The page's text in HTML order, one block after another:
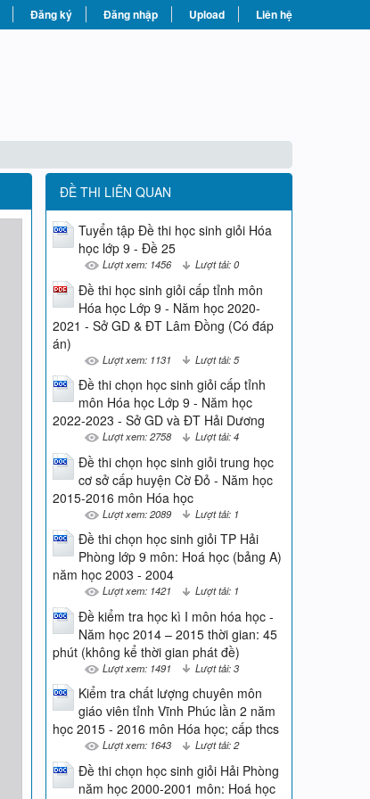
Đăng ký Đăng nhập Upload Liên hệ
ĐỀ THI LIÊN QUAN
Tuyển tập Đề thi học sinh giỏi Hóa
học lớp 9 - Đề 25
Lượt xem: 1456 Lượt tải: 0
Đề thi học sinh giỏi cấp tỉnh môn
Hóa học Lớp 9 - Năm học 2020-
2021 - Sở GD & ĐT Lâm Đồng (Có đáp
án)
Lượt xem: 1131 Lượt tải: 5
Đề thi chọn học sinh giỏi cấp tỉnh
môn Hóa học Lớp 9 - Năm học
2022-2023 - Sở GD và ĐT Hải Dương
Lượt xem: 2758 Lượt tải: 4
Đề thi chọn học sinh giỏi trung học
cơ sở cấp huyện Cờ Đỏ - Năm học
2015-2016 môn Hóa học
Lượt xem: 2089 Lượt tải: 1
Đề thi chọn học sinh giỏi TP Hải
Phòng lớp 9 môn: Hoá học (bảng A)
năm học 2003 - 2004
Lượt xem: 1421 Lượt tải: 1
Đề kiểm tra học kì I môn hóa học -
Năm học 2014 – 2015 thời gian: 45
phút (không kể thời gian phát đề)
Lượt xem: 1491 Lượt tải: 3
Kiểm tra chất lượng chuyên môn
giáo viên tỉnh Vĩnh Phúc lần 2 năm
học 2015 - 2016 môn Hóa học; cấp thcs
Lượt xem: 1643 Lượt tải: 2
Đề thi chọn học sinh giỏi Hải Phòng
năm học 2000-2001 môn: Hoá học